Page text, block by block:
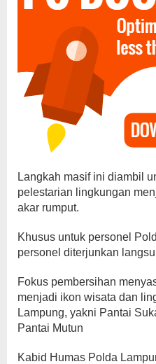
Langkah masif ini diambil
pelestarian lingkungan
akar rumput.
Khusus untuk personel
personel diterjunkan
Fokus pembersihan
menjadi ikon wisata dan
Lampung, yakni Pantai
Pantai Mutun
Kabid Humas Polda